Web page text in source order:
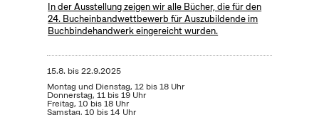
In der Ausstellung zeigen wir alle Bücher, die für den
24. Bucheinbandwettbewerb für Auszubildende im
Buchbindehandwerk eingereicht wurden.
15.8. bis22.9.2025
Montag und Dienstag, 12 bis 18 Uhr
Donnerstag, 11 bis 19 Uhr
Freitag, 10 bis 18 Uhr
Samstag, 10 bis 14 Uhr